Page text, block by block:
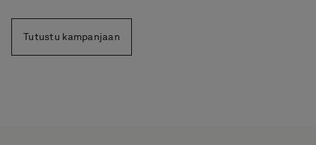
Tutustu kampanjaan